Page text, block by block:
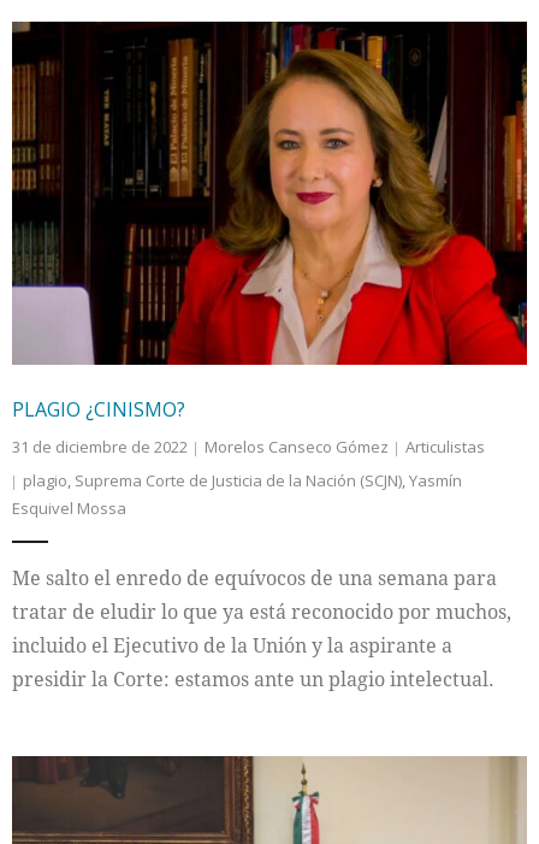
PLAGIO ¿CINISMO?
31 de diciembre de 2022 Morelos Canseco Gómez
Articulistas
plagio, Suprema Corte de Justicia de la Nación (SCJN),Yasmín
Esquivel Mossa
Me salto el enredo de equívocos de una semana para
tratar de eludir lo que ya está reconocido por muchos,
incluido el Ejecutivo de la Unión y la aspirante a
presidir la Corte: estamos ante un plagio intelectual.